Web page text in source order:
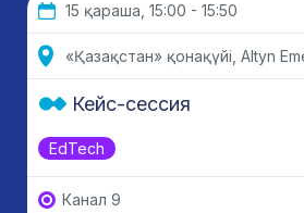
15 қараша, 15:00 - 15:50
«Қазақ­стан» қонақүйi, Altyn
EdTech
Кейс-сессия
Канал 9